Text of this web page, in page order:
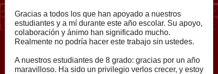
Gracias a todos los que han apoyado a nuestros
estudiantes y a mí durante este año escolar. Su apoyo,
colaboración y ánimo han significado mucho.
Realmente no podría hacer este trabajo sin ustedes.
A nuestros estudiantes de 8 grado: gracias por un año
maravilloso. Ha sido un privilegio verlos crecer, y estoy